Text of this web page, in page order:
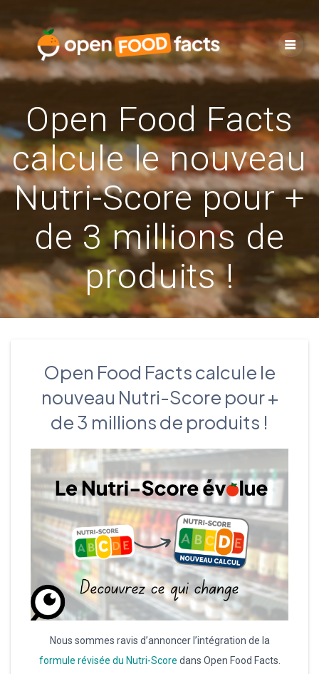
to
content
Open Food Facts
calcule le nouveau
Nutri-Score pour +
de 3 millions de
produits !
Open Food Facts calcule le
nouveau Nutri-Score pour +
de 3 millions de produits !
Nous sommes ravis d’annoncer l’intégration de la
formule révisée du Nutri-Score dans Open Food Facts.